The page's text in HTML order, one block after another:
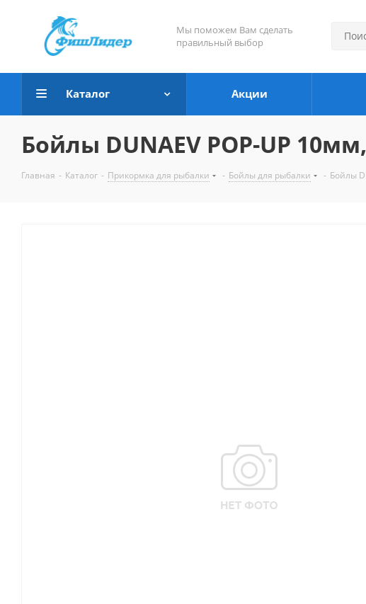
Мы поможем Вам сделать
правильный выбор
Каталог Акции
Бойлы DUNAEV POP-UP
Главная - Каталог - Прикормка для рыбалки - Бойлы для рыбалки - Бойлы